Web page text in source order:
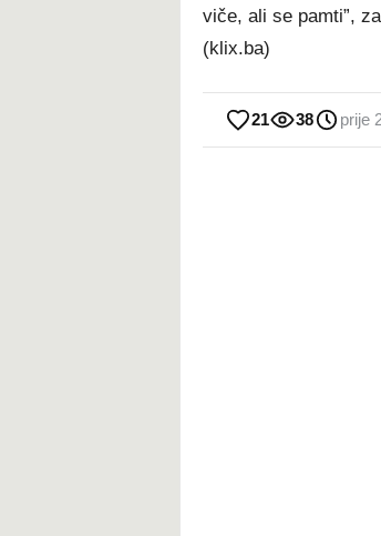
viče, ali se pamti”,
(klix.ba)
21 38 prije